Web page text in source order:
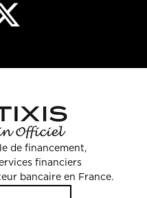
de financement,
financiers
bancaire en France.